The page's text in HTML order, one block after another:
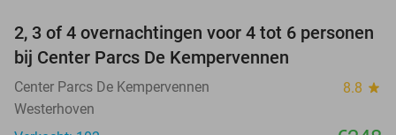
2, 3 of 4 overnachtingen voor 4 tot 6 personen
bij Center Parcs De Kempervennen
Center Parcs De Kempervennen 8.8 star
Westerhoven